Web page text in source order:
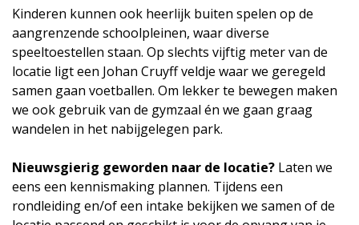
Kinderen kunnen ook heerlijk buiten spelen op de
aangrenzende schoolpleinen, waar diverse
speeltoestellen staan. Op slechts vijftig meter van de
locatie ligt een Johan Cruyff veldje waar we geregeld
samen gaan voetballen. Om lekker te bewegen maken
we ook gebruik van de gymzaal én we gaan graag
wandelen in het nabijgelegen park.
Nieuwsgierig geworden naar de locatie? Laten we
eens een kennismaking plannen. Tijdens een
rondleiding en/of een intake bekijken we samen of de